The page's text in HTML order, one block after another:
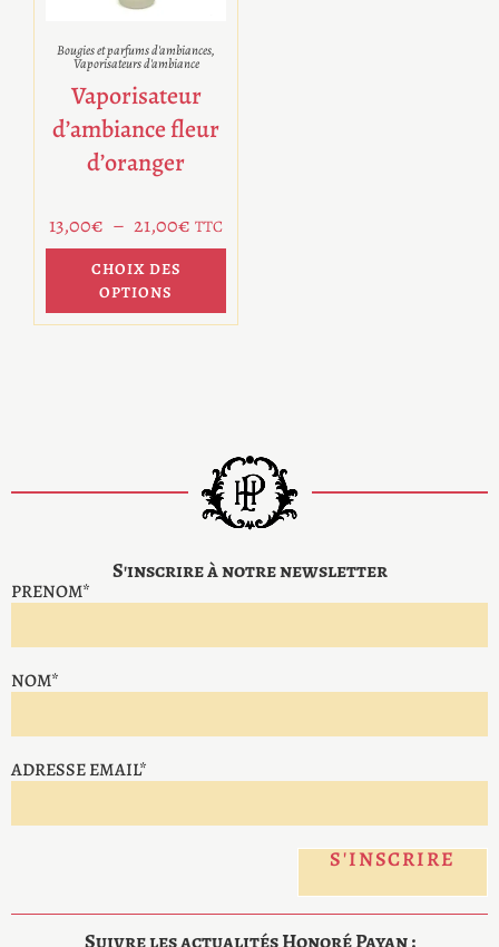
Bougies et parfums d'ambiances,
Vaporisateurs d'ambiance
Vaporisateur
d’ambiance fleur
d’oranger
13,00€ – 21,00€ TTC
CHOIX DES
OPTIONS
S'inscrire à notre newsletter
PRENOM*
NOM*
ADRESSE EMAIL*
Suivre les actualités Honoré Payan :